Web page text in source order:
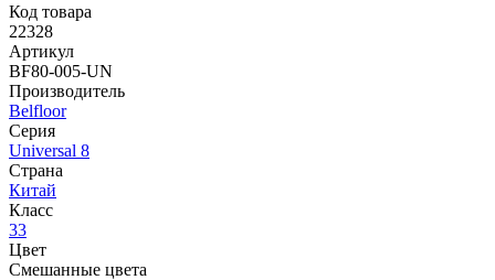
Код товара
22328
Артикул
BF80-005-UN
Производитель
Belfloor
Серия
Universal 8
Страна
Китай
Класс
33
Цвет
Смешанные цвета